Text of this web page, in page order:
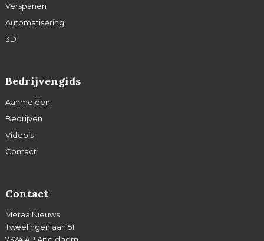
Verspanen
Automatisering
3D
Bedrijvengids
Aanmelden
Bedrijven
Video’s
Contact
Contact
MetaalNieuws
Tweelingenlaan 51
7324 AP Apeldoorn